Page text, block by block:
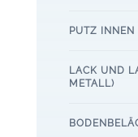
PUTZ INNEN
LACK UND
METALL)